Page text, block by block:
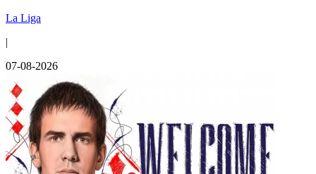
La Liga
|
07-08-2026